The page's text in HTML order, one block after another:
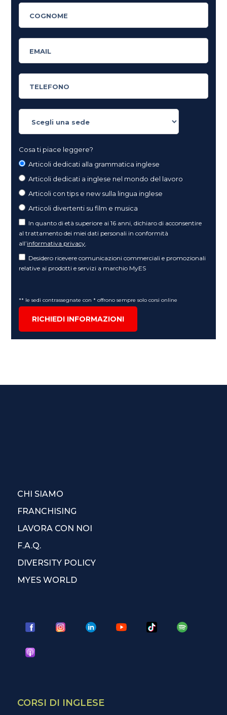
Cosa ti piace leggere?
Articoli dedicati alla grammatica inglese
Articoli dedicati a inglese nel mondo del lavoro
Articoli con tips e new sulla lingua inglese
Articoli divertenti su film e musica
In quanto di età superiore ai 16 anni, dichiaro di acconsentire
al trattamento dei miei dati personali in conformità
all’informativa privacy
Desidero ricevere comunicazioni commerciali e promozionali
relative ai prodotti e servizi a marchio MyES
** le sedi contrassegnate con * offrono sempre solo corsi online
RICHIEDI INFORMAZIONI
CHI SIAMO
FRANCHISING
LAVORA CON NOI
F.A.Q.
DIVERSITY POLICY
MYES WORLD
CORSI DI INGLESE